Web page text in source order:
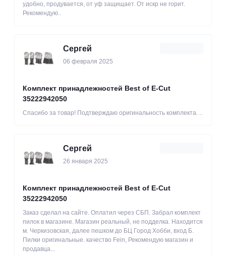
удобно, продувается, от уф защищает. От искр не горит.
Рекомендую..
Сергей
06 февраля 2025
Комплект принадлежностей Best of E-Cut
35222942050
Спасибо за товар! Подтверждаю оригинальность комплекта. ..
Сергей
26 января 2025
Комплект принадлежностей Best of E-Cut
35222942050
Заказ сделал на сайте. Оплатил через СБП. Забрал комплект
пилок в магазине. Магазин реальный, не подделка. Находится
м. Черкизовская, далее пешком до БЦ Город Хобби, вход Б.
Пилки оригинальные. качество Fein, Рекомендую магазин и
продавца...